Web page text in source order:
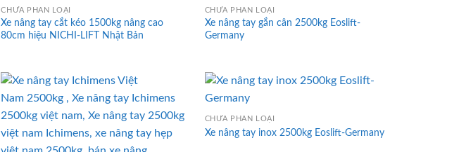
CHƯA PHÂN LOẠI
Xe nâng tay cắt kéo 1500kg nâng cao
80cm hiệu NICHI-LIFT Nhật Bản
CHƯA PHÂN LOẠI
Xe nâng tay gắn cân 2500kg Eoslift-
Germany
CHƯA PHÂN LOẠI
Xe nâng tay inox 2500kg Eoslift-Germany